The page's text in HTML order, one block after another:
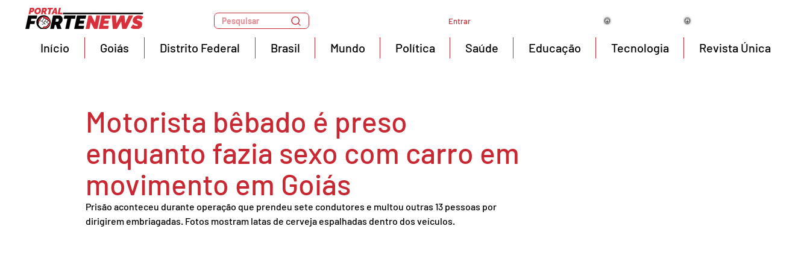
Pesquisar Entrar
Início
Goiás Distrito Federal Brasil Mundo Política Saúde Educação Tecnologia Revista Única
Motorista bêbado é preso
enquanto fazia sexo com carro em
movimento em Goiás
Prisão aconteceu durante operação que prendeu sete condutores e multou outras 13 pessoas por
dirigirem embriagadas. Fotos mostram latas de cerveja espalhadas dentro dos veículos.